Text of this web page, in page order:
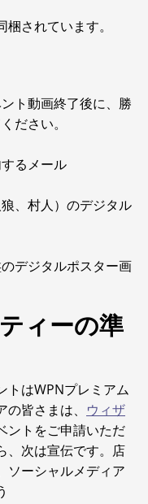
されています。
ト動画終了後に、勝
ださい。
るメール
、村人）のデジタル
デジタルポスター画
ィーの準
トはWPNプレミアム
皆さまは、 ウィザ
ントをご申請いただ
、次は宣伝です。店
ソーシャルメディア